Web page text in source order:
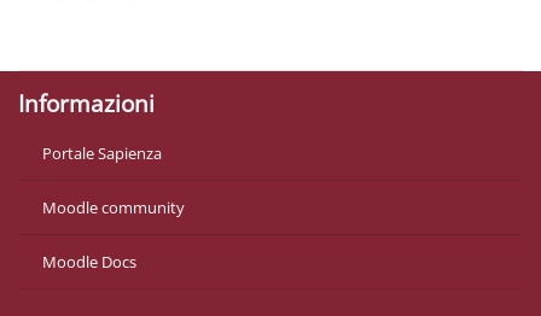
Informazioni
Portale Sapienza
Moodle community
Moodle Docs